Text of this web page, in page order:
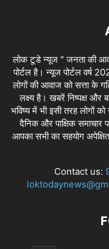
लोक टूडे न्यूज " जनता की
पोर्टल है। न्यूज पोर्टल वर्ष
लोगों की आवाज को सत्ता के
लक्ष्य है। खबरें निष्पक्ष और
भविष्य में भी इसी तरह लोगों
दैनिक और पाक्षिक समाचार
आपका सभी का सहयोग
Contact us: